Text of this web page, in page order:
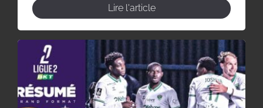
Lire l'article